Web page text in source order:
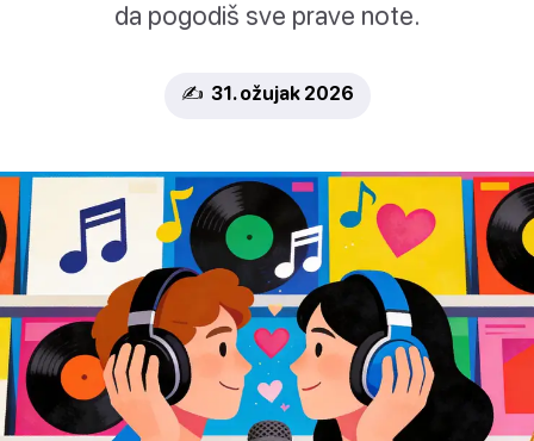
da pogodiš sve prave note.
✍️ 31. ožujak 2026